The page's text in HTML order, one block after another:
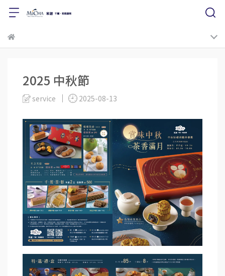
2025 中秋節
service 2025-08-13